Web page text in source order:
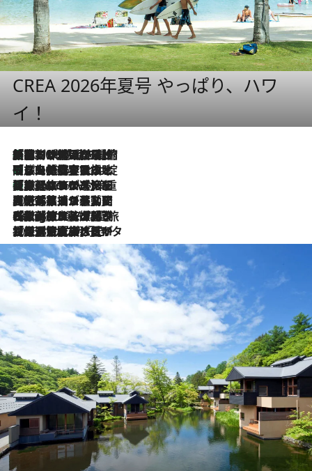
CREA 2026年夏号 やっぱり、ハワ
イ！
2026.8.6
「荷物が増えるほど旅ストレスは増す」美容ジャーナリストがたどり着いた最終結論。“化粧品を劇的に減らす”感動の凝縮美容とは
2026.8.6
「旅先には金髪ウィッグを持参」日本と同じメイクでは損してる!? 美容ジャーナリストが提案する“掟破りの旅美容”とは
2026.8.6
【厳選旅コスメ】「身軽さ＆UV対策重視！」ヘアアーティストshucoが選んだ夏旅ベストコスメを発表【Mサイズジップ】
2026.8.5
【厳選旅コスメ】国内をあちこち移動する河井菜摘が選んだ夏旅ベストコスメ発表！「リラックスアイテムはマスト」【Mサイズジップ】
2026.8.4
【厳選旅コスメ】「紫外線＆乾燥対策しながらメイク感も！」ヘア＆メイクGeorgeが選んだ夏旅ベストコスメを発表！【Mサイズジップ】
2026.8.3
【厳選旅コスメ】「保湿もタイパ重視！」“サウナ好き”タレント清水みさとが愛用する夏旅ベストコスメを発表！【Mサイズジップ】